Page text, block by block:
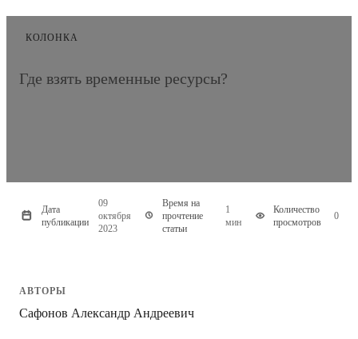
КОЛОНКА
Где взять временные ресурсы?
Дата
публикации
09
октября
2023
Время на
прочтение
статьи
1
мин
Количество
просмотров
0
АВТОРЫ
Сафонов Александр Андреевич